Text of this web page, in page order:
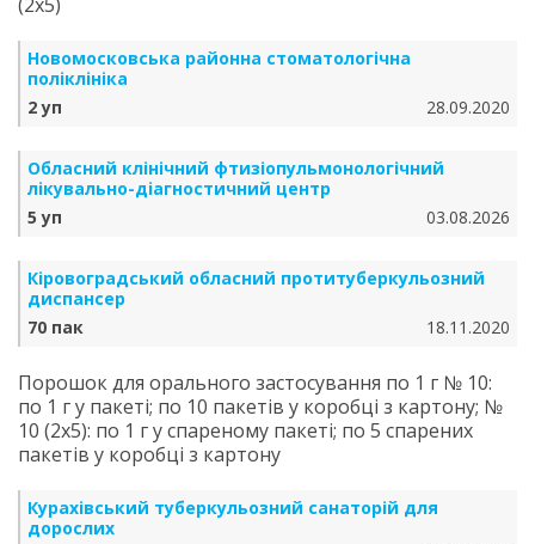
Новомосковська районна стоматологічна
поліклініка
2 уп
28.09.2020
Обласний клінічний фтизіопульмонологічний
лікувально-діагностичний центр
5 уп
03.08.2026
Кіровоградський обласний протитуберкульозний
диспансер
70 пак
18.11.2020
Порошок для орального застосування по 1 г № 10:
по 1 г у пакеті; по 10 пакетів у коробці з картону; №
10 (2х5): по 1 г у спареному пакеті; по 5 спарених
пакетів у коробці з картону
Курахівський туберкульозний санаторій для
дорослих